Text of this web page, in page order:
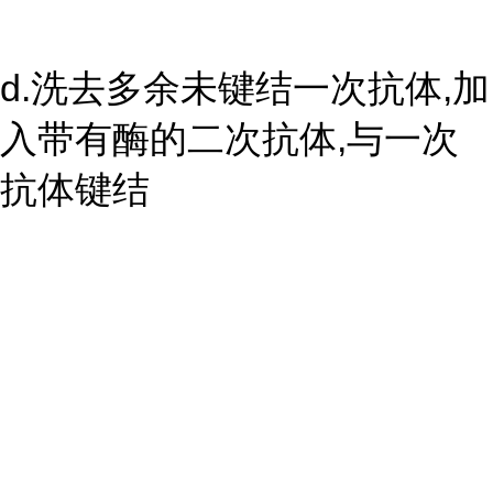
d.洗去多余未键结一次抗体,加
入带有酶的二次抗体,与一次
抗体键结